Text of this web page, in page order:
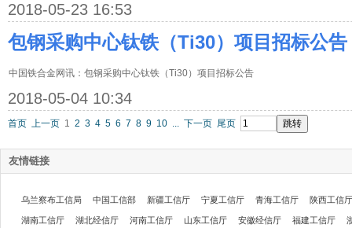
2018-05-23 16:53
包钢采购中心钛铁（Ti30）项目招标公告
中国铁合金网讯：包钢采购中心钛铁（Ti30）项目招标公告
2018-05-04 10:34
首页 上一页 1 2 3 4 5 6 7 8 9 10 ... 下一页 尾页
友情链接
乌兰察布工信局 中国工信部 新疆工信厅 宁夏工信厅 青海工信厅 陕西工信厅
湖南工信厅 湖北经信厅 河南工信厅 山东工信厅 安徽经信厅 福建工信厅